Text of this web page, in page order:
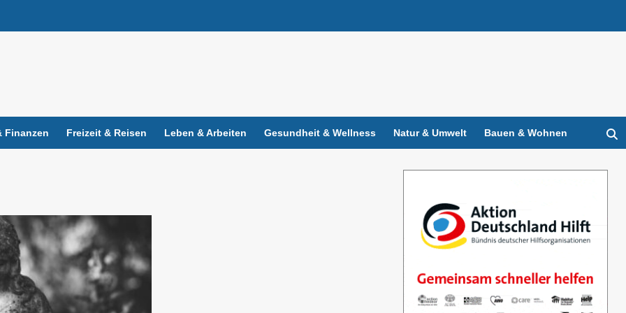
Finanzen Freizeit & Reisen Leben & Arbeiten Gesundheit & Wellness Natur & Umwelt Bauen & Wohnen